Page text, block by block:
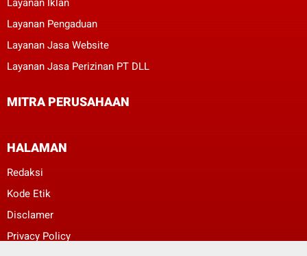
Layanan Iklan
Layanan Pengaduan
Layanan Jasa Website
Layanan Jasa Perizinan PT DLL
MITRA PERUSAHAAN
HALAMAN
Redaksi
Kode Etik
Disclamer
Privacy Policy